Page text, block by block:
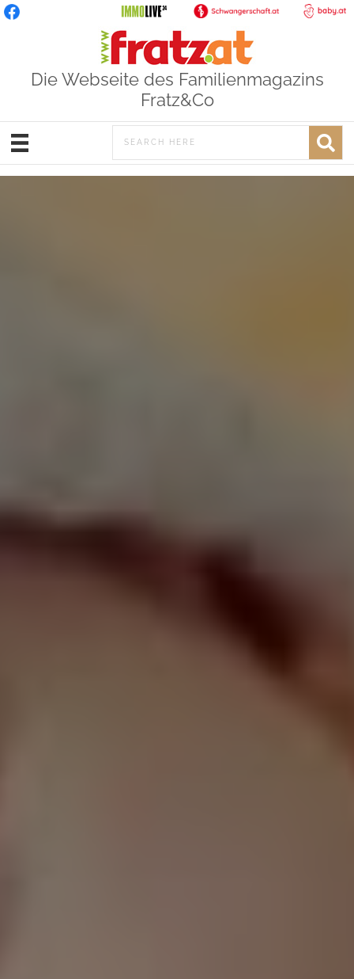
Die Webseite des Familienmagazins
Fratz&Co